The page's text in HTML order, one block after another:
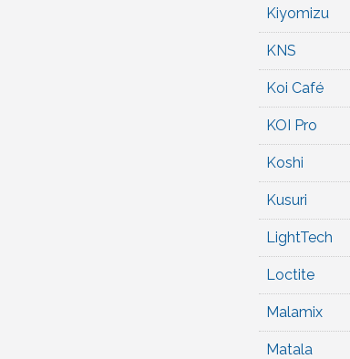
Kiyomizu
KNS
Koi Café
KOI Pro
Koshi
Kusuri
LightTech
Loctite
Malamix
Matala